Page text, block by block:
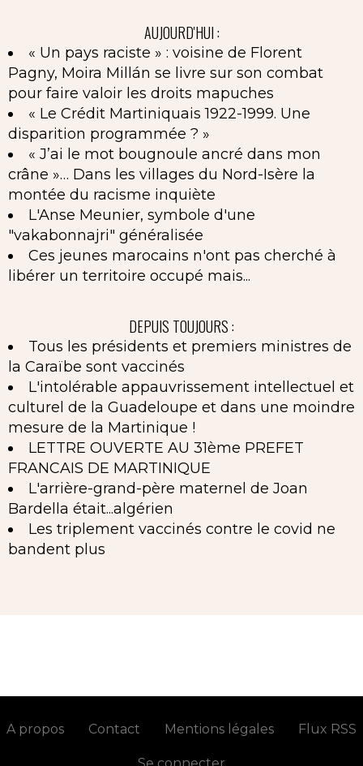
AUJOURD'HUI :
« Un pays raciste » : voisine de Florent
Pagny, Moira Millán se livre sur son combat
pour faire valoir les droits mapuches
« Le Crédit Martiniquais 1922-1999. Une
disparition programmée ? »
« J’ai le mot bougnoule ancré dans mon
crâne »… Dans les villages du Nord-Isère la
montée du racisme inquiète
L'Anse Meunier, symbole d'une
"vakabonnajri" généralisée
Ces jeunes marocains n'ont pas cherché à
libérer un territoire occupé mais...
DEPUIS TOUJOURS :
Tous les présidents et premiers ministres de
la Caraïbe sont vaccinés
L'intolérable appauvrissement intellectuel et
culturel de la Guadeloupe et dans une moindre
mesure de la Martinique !
LETTRE OUVERTE AU 31ème PREFET
FRANCAIS DE MARTINIQUE
L'arrière-grand-père maternel de Joan
Bardella était...algérien
Les triplement vaccinés contre le covid ne
bandent plus
A propos Contact Mentions légales Flux RSS
Se connecter